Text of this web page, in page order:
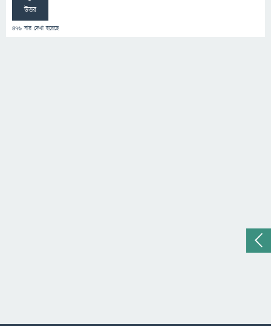
উত্তর
476 বার দেখা হয়েছে